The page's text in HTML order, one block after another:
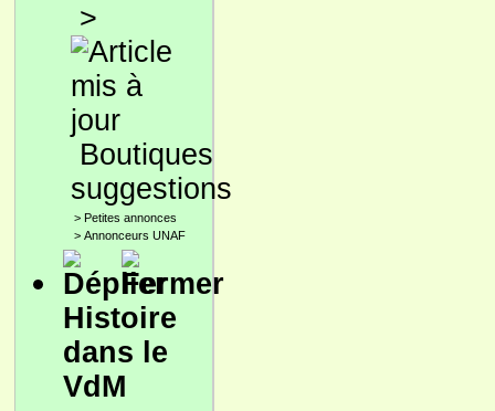
>
Boutiques
suggestions
> Petites annonces
> Annonceurs UNAF
Histoire
dans le
VdM